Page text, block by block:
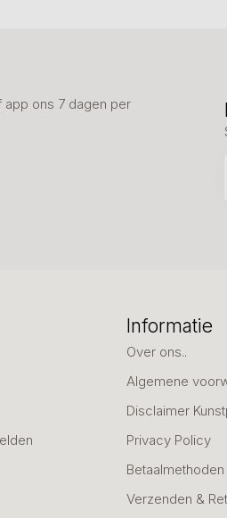
ons 7 dagen per
Informatie
Over ons..
Algemene
Disclaimer
Privacy Policy
Verzenden &